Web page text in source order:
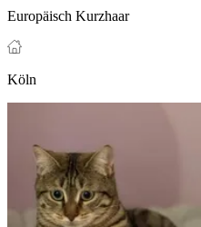
Europäisch Kurzhaar
Köln